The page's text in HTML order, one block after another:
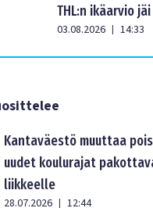
THL:n ikäarvio
03.08.2026 | 14:33
Kantaväestö muuttaa
uudet koulurajat
liikkeelle
28.07.2026 | 12:44